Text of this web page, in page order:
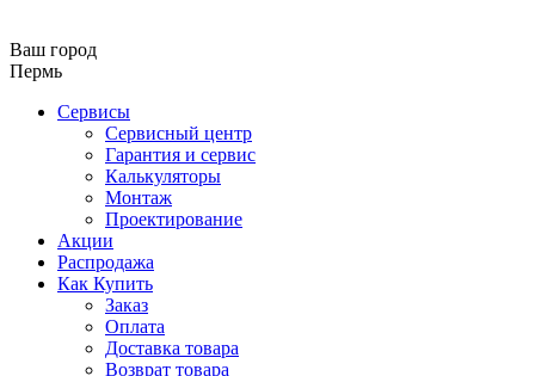
Ваш город
Пермь
Сервисы
Сервисный центр
Гарантия и сервис
Калькуляторы
Монтаж
Проектирование
Акции
Распродажа
Как Купить
Заказ
Оплата
Доставка товара
Возврат товара